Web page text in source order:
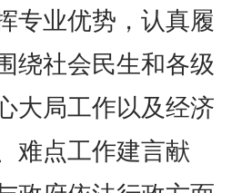
专业优势，认真履
绕社会民生和各级
大局工作以及经济
难点工作建言献